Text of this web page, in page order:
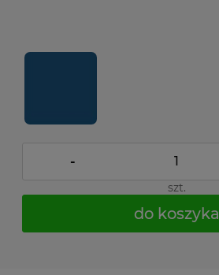
-
szt.
do koszyka